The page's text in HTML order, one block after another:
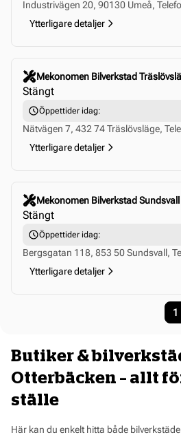
Industrivägen 20, 90130 Umeå,
Ytterligare detaljer
Mekonomen Bilverkstad
Stängt
Öppettider idag:
Nätvägen 7, 432 74 Träslövsläge,
Ytterligare detaljer
Click to select this store
Mekonomen Bilverkstad
Stängt
Öppettider idag:
Bergsgatan 118, 853 50 Sundsvall,
Ytterligare detaljer
Click to select this store
1
Butiker &
Otterbäcken – allt
ställe
Här kan du enkelt hitta både